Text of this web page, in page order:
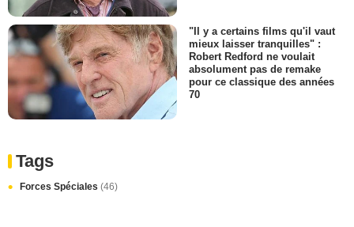
"Il y a certains films qu'il vaut
mieux laisser tranquilles" :
Robert Redford ne voulait
absolument pas de remake
pour ce classique des années
70
Tags
Forces Spéciales (46)